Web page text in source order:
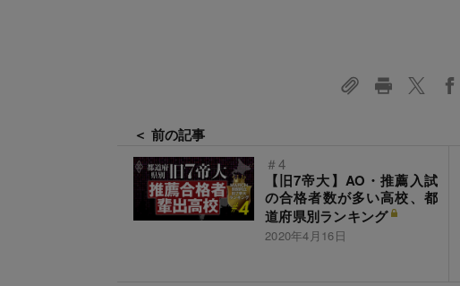
＜ 前の記事
＃4
【旧7帝大】AO・推薦入試
の合格者数が多い高校、都
道府県別ランキング
2020年4月16日